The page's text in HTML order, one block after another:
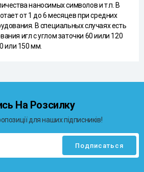
наносимых символов и т.п. В
от 1 до 6 месяцев при средних
В специальных случаях есть
игл с углом заточки 60 иили 120
или 150 мм.
На Розсилку
для наших підписників!